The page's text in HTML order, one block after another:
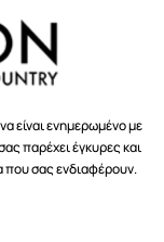
είναι ενημερωμένο με
παρέχει έγκυρες και
που σας ενδιαφέρουν.